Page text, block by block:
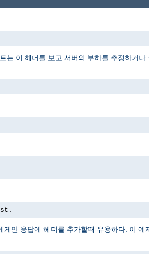
는 이 헤더를 보고 서버의 부하를 추정하거나
게만 응답에 헤더를 추가할때 유용하다. 이 예